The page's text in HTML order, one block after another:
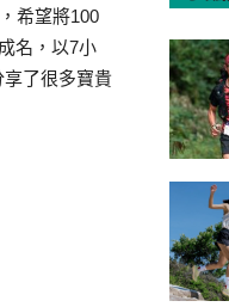
希望將100
名，以7小
了很多寶貴